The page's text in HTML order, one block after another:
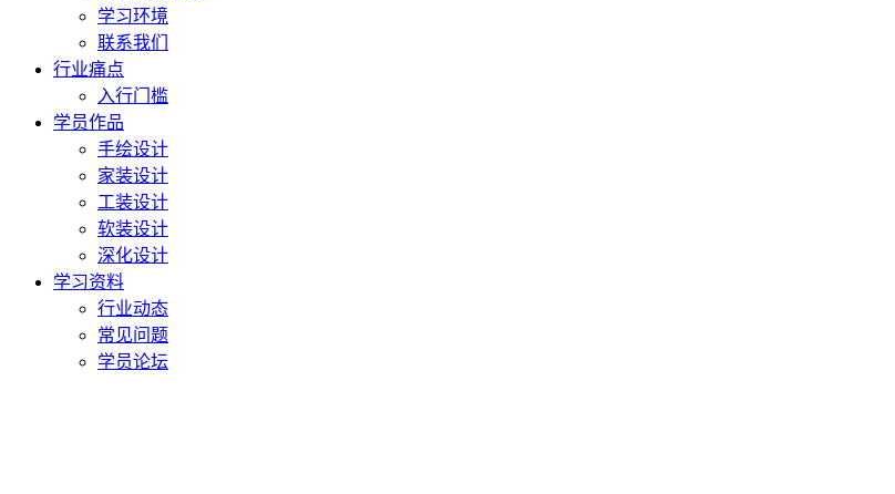
学习环境
联系我们
行业痛点
入行门槛
学员作品
手绘设计
家装设计
工装设计
软装设计
深化设计
学习资料
行业动态
常见问题
学员论坛